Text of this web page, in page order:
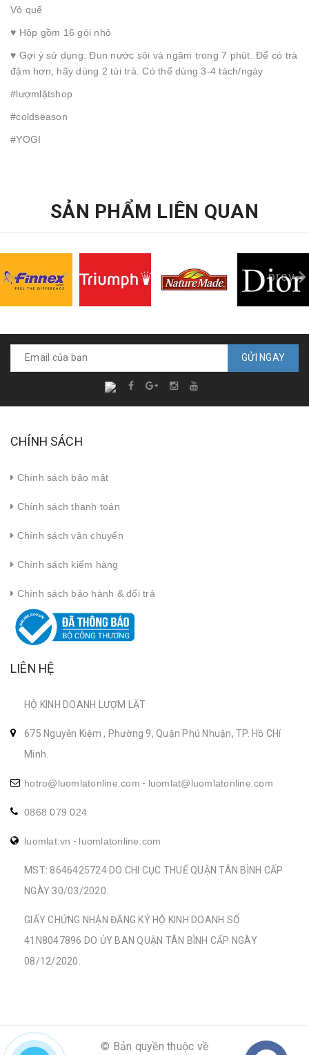
Vỏ quế
♥️ Hộp gồm 16 gói nhỏ
♥️ Gợi ý sử dụng: Đun nước sôi và ngâm trong 7 phút. Để có trà
đậm hơn, hãy dùng 2 túi trà. Có thể dùng 3-4 tách/ngày
#lượmlặtshop
#coldseason
#YOGI
SẢN PHẨM LIÊN QUAN
prev
GỬI NGAY
CHÍNH SÁCH
Chính sách bảo mật
Chính sách thanh toán
Chính sách vận chuyển
Chính sách kiểm hàng
Chính sách bảo hành & đổi trả
LIÊN HỆ
HỘ KINH DOANH LƯỢM LẶT
675 Nguyễn Kiệm , Phường 9, Quận Phú Nhuận, TP. Hồ CHí
Minh.
hotro@luomlatonline.com - luomlat@luomlatonline.com
0868 079 024
luomlat.vn - luomlatonline.com
MST: 8646425724 DO CHI CỤC THUẾ QUẬN TÂN BÌNH CẤP
NGÀY 30/03/2020.
GIẤY CHỨNG NHẬN ĐĂNG KÝ HỘ KINH DOANH SỐ
41N8047896 DO ỦY BAN QUẬN TÂN BÌNH CẤP NGÀY
08/12/2020.
© Bản quyền thuộc về